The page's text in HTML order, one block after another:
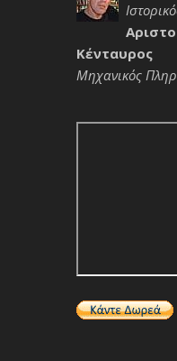
Κένταυρος
Μηχανικός